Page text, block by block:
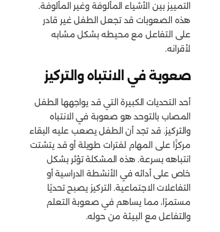
التمييز بين الأشياء المألوفة وغير المألوفة.
هذه الصعوبات قد تجعل الطفل غير قادر
على التفاعل مع محيطه بشكل مشابه
لأقرانه.
صعوبة في الانتباه والتركيز
أحد التحديات الكبيرة التي قد يواجهها الطفل
المصاب بالتوحد هو صعوبة في الانتباه
والتركيز. قد تجد أن الطفل يصعب عليه البقاء
مركزًا على المهام لفترات طويلة أو قد يتشتت
انتباهه بسرعة. هذه المشكلة تؤثر بشكل
خاص على أدائه في الأنشطة الدراسية أو
التفاعلات الاجتماعية. التركيز يصبح تحديًا
مستمرًا، مما يساهم في صعوبة التعلم
والتفاعل مع البيئة من حوله.